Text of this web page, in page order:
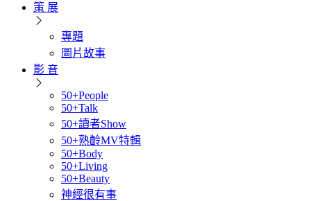
策 展
專題
圖片故事
影 音
50+People
50+Talk
50+讀者Show
50+熟齡MV特輯
50+Body
50+Living
50+Beauty
神經很有事